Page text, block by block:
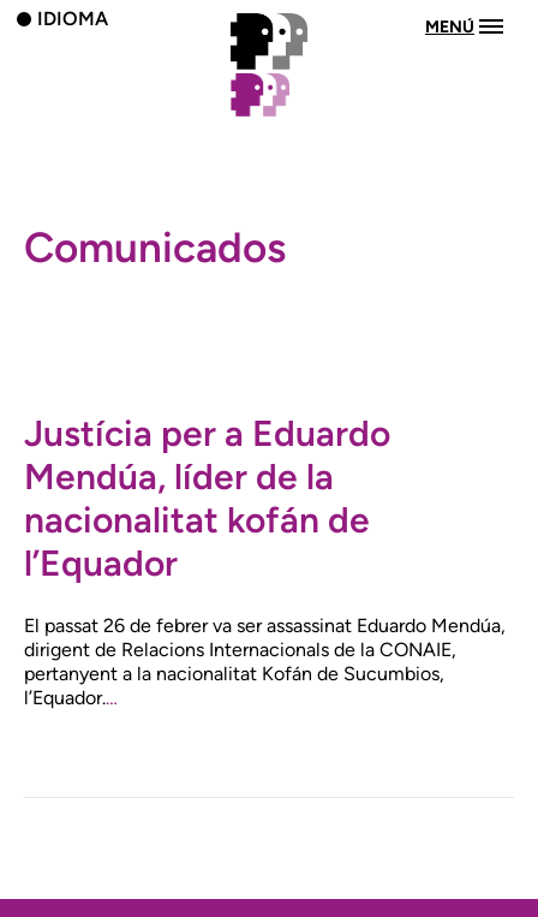
IDIOMA MENÚ
Comunicados
Justícia per a Eduardo
Mendúa, líder de la
nacionalitat kofán de
l’Equador
El passat 26 de febrer va ser assassinat Eduardo Mendúa,
dirigent de Relacions Internacionals de la CONAIE,
pertanyent a la nacionalitat Kofán de Sucumbios,
l’Equador.…